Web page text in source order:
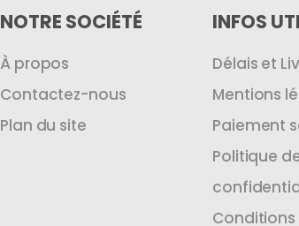
NOTRE SOCIÉTÉ
À propos
Contactez-nous
Plan du site
INFOS
Délais et
Mentions
Paiement
Politique